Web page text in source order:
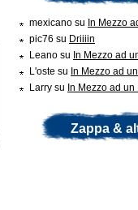
mexicano su In Mezzo
pic76 su Driiiin
Leano su In Mezzo ad
L'oste su In Mezzo ad
Larry su In Mezzo ad un
Zappa &